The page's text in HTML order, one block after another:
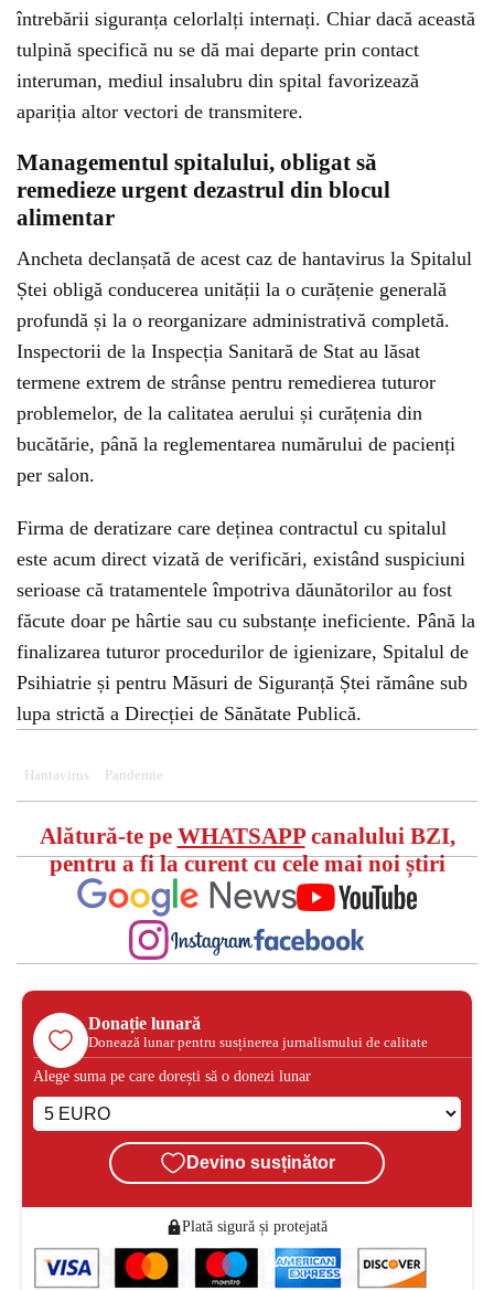
întrebării siguranța celorlalți internați. Chiar dacă această
tulpină specifică nu se dă mai departe prin contact
interuman, mediul insalubru din spital favorizează
apariția altor vectori de transmitere.
Managementul spitalului, obligat să
remedieze urgent dezastrul din blocul
alimentar
Ancheta declanșată de acest caz de hantavirus la Spitalul
Ștei obligă conducerea unității la o curățenie generală
profundă și la o reorganizare administrativă completă.
Inspectorii de la Inspecția Sanitară de Stat au lăsat
termene extrem de strânse pentru remedierea tuturor
problemelor, de la calitatea aerului și curățenia din
bucătărie, până la reglementarea numărului de pacienți
per salon.
Firma de deratizare care deținea contractul cu spitalul
este acum direct vizată de verificări, existând suspiciuni
serioase că tratamentele împotriva dăunătorilor au fost
făcute doar pe hârtie sau cu substanțe ineficiente. Până la
finalizarea tuturor procedurilor de igienizare, Spitalul de
Psihiatrie și pentru Măsuri de Siguranță Ștei rămâne sub
lupa strictă a Direcției de Sănătate Publică.
Hantavirus Pandemie
Alătură-te pe WHATSAPPcanalului BZI,
pentru a fi la curent cu cele mai noi știri
Donație lunară
Donează lunar pentru susținerea jurnalismului de calitate
Alege suma pe care dorești să o donezi lunar
Devino susținător
Plată sigură și protejată